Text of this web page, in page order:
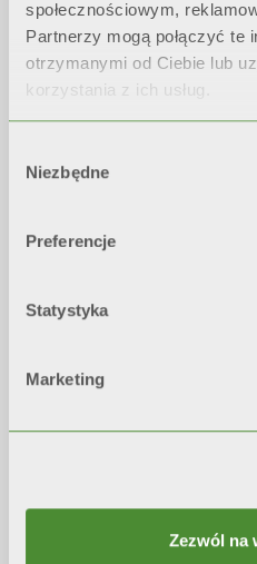
społecznościowym,
Partnerzy mogą połączyć te
otrzymanymi od Ciebie lub
korzystania z ich usług.
zgody
Niezbędne
Preferencje
Statystyka
Marketing
Zezwól na